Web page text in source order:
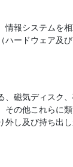
報システムを
ハードウェア及
磁気ディスク
その他これらに類
外し及び持ち出